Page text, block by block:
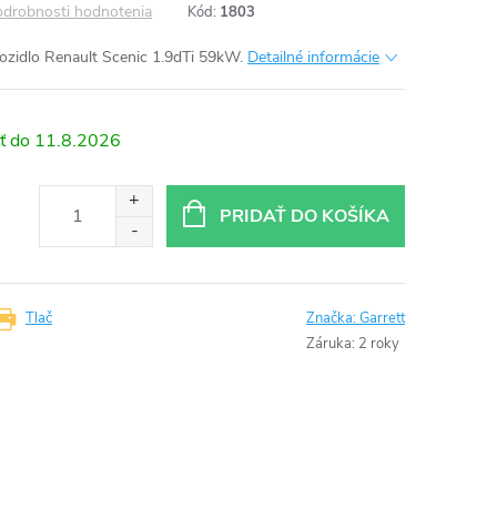
hodnotenia Kód: 1803
Renault Scenic 1.9dTi 59kW. Detailné informácie
11.8.2026
PRIDAŤ DO KOŠÍKA
Tlač Značka:Garrett
Záruka: 2 roky